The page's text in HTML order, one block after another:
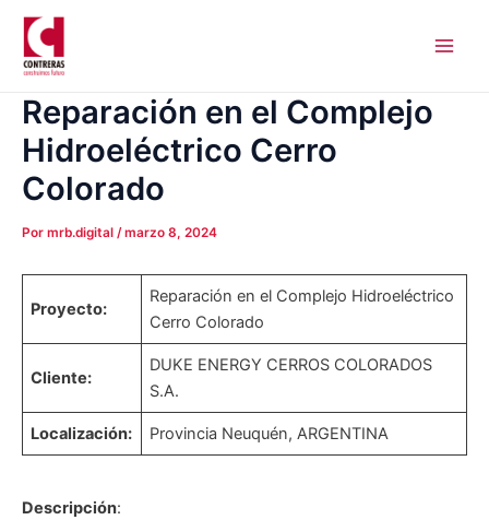
contenido
Reparación en el Complejo
Hidroeléctrico Cerro
Colorado
Por mrb.digital /marzo 8, 2024
Proyecto:
Reparación en el Complejo Hidroeléctrico
Cerro Colorado
Cliente:
DUKE ENERGY CERROS COLORADOS
S.A.
Localización: Provincia Neuquén, ARGENTINA
Descripción:
Navegación
de
entradas